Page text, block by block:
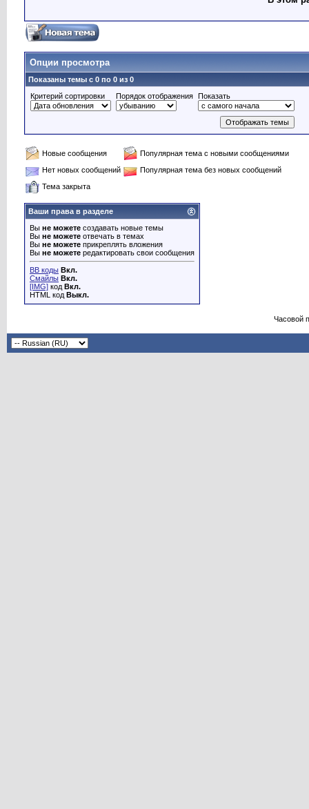
Опции просмотра
Показаны темы с 0 по 0 из 0
Критерий сортировки
Порядок отображения Показать
Новые сообщения
Популярная тема с новыми сообщениями
Нет новых сообщений
Популярная тема без новых сообщений
Тема закрыта
Ваши права в разделе
Вы не можете создавать новые темы
Вы не можете отвечать в темах
Вы не можете прикреплять вложения
Вы не можете редактировать свои сообщения
BB коды Вкл.
Смайлы Вкл.
[IMG] код Вкл.
HTML код Выкл.
Часовой